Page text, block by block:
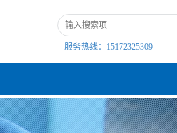
服务热线： 15172325309